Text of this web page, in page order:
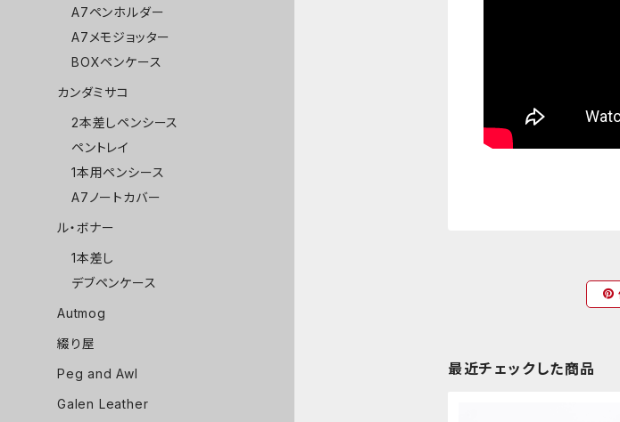
最近チェックした商品
A7ペンホルダー
A7メモジョッター
BOXペンケース
カンダミサコ
2本差しペンシース
ペントレイ
1本用ペンシース
A7ノートカバー
ル・ボナー
1本差し
デブペンケース
Autmog
綴り屋
Peg and Awl
Galen Leather